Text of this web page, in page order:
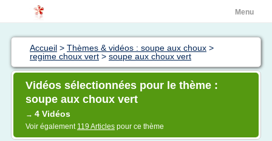
Menu
Accueil > Thèmes & vidéos : soupe aux choux >
regime choux vert > soupe aux choux vert
Vidéos sélectionnées pour le thème :
soupe aux choux vert
→ 4 Vidéos
Voir également 119 Articles pour ce thème